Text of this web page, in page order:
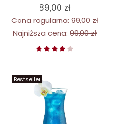
89,00 zł
Cena regularna: 99,00 zł
Najniższa cena: 99,00 zł
Bestseller